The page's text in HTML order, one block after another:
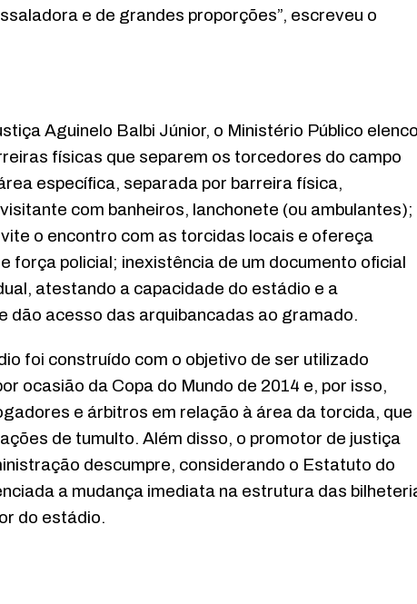
e de grandes proporções”, escreveu o
Aguinelo Balbi Júnior, o Ministério Público
físicas que separem os torcedores do campo
específica, separada por barreira física,
com banheiros, lanchonete (ou ambulantes);
o encontro com as torcidas locais e ofereça
força policial; inexistência de um documento oficial
atestando a capacidade do estádio e a
acesso das arquibancadas ao gramado.
foi construído com o objetivo de ser utilizado
ocasião da Copa do Mundo de 2014 e, por isso,
e árbitros em relação à área da torcida, que
de tumulto. Além disso, o promotor de justiça
descumpre, considerando o Estatuto do
a mudança imediata na estrutura das
do estádio.